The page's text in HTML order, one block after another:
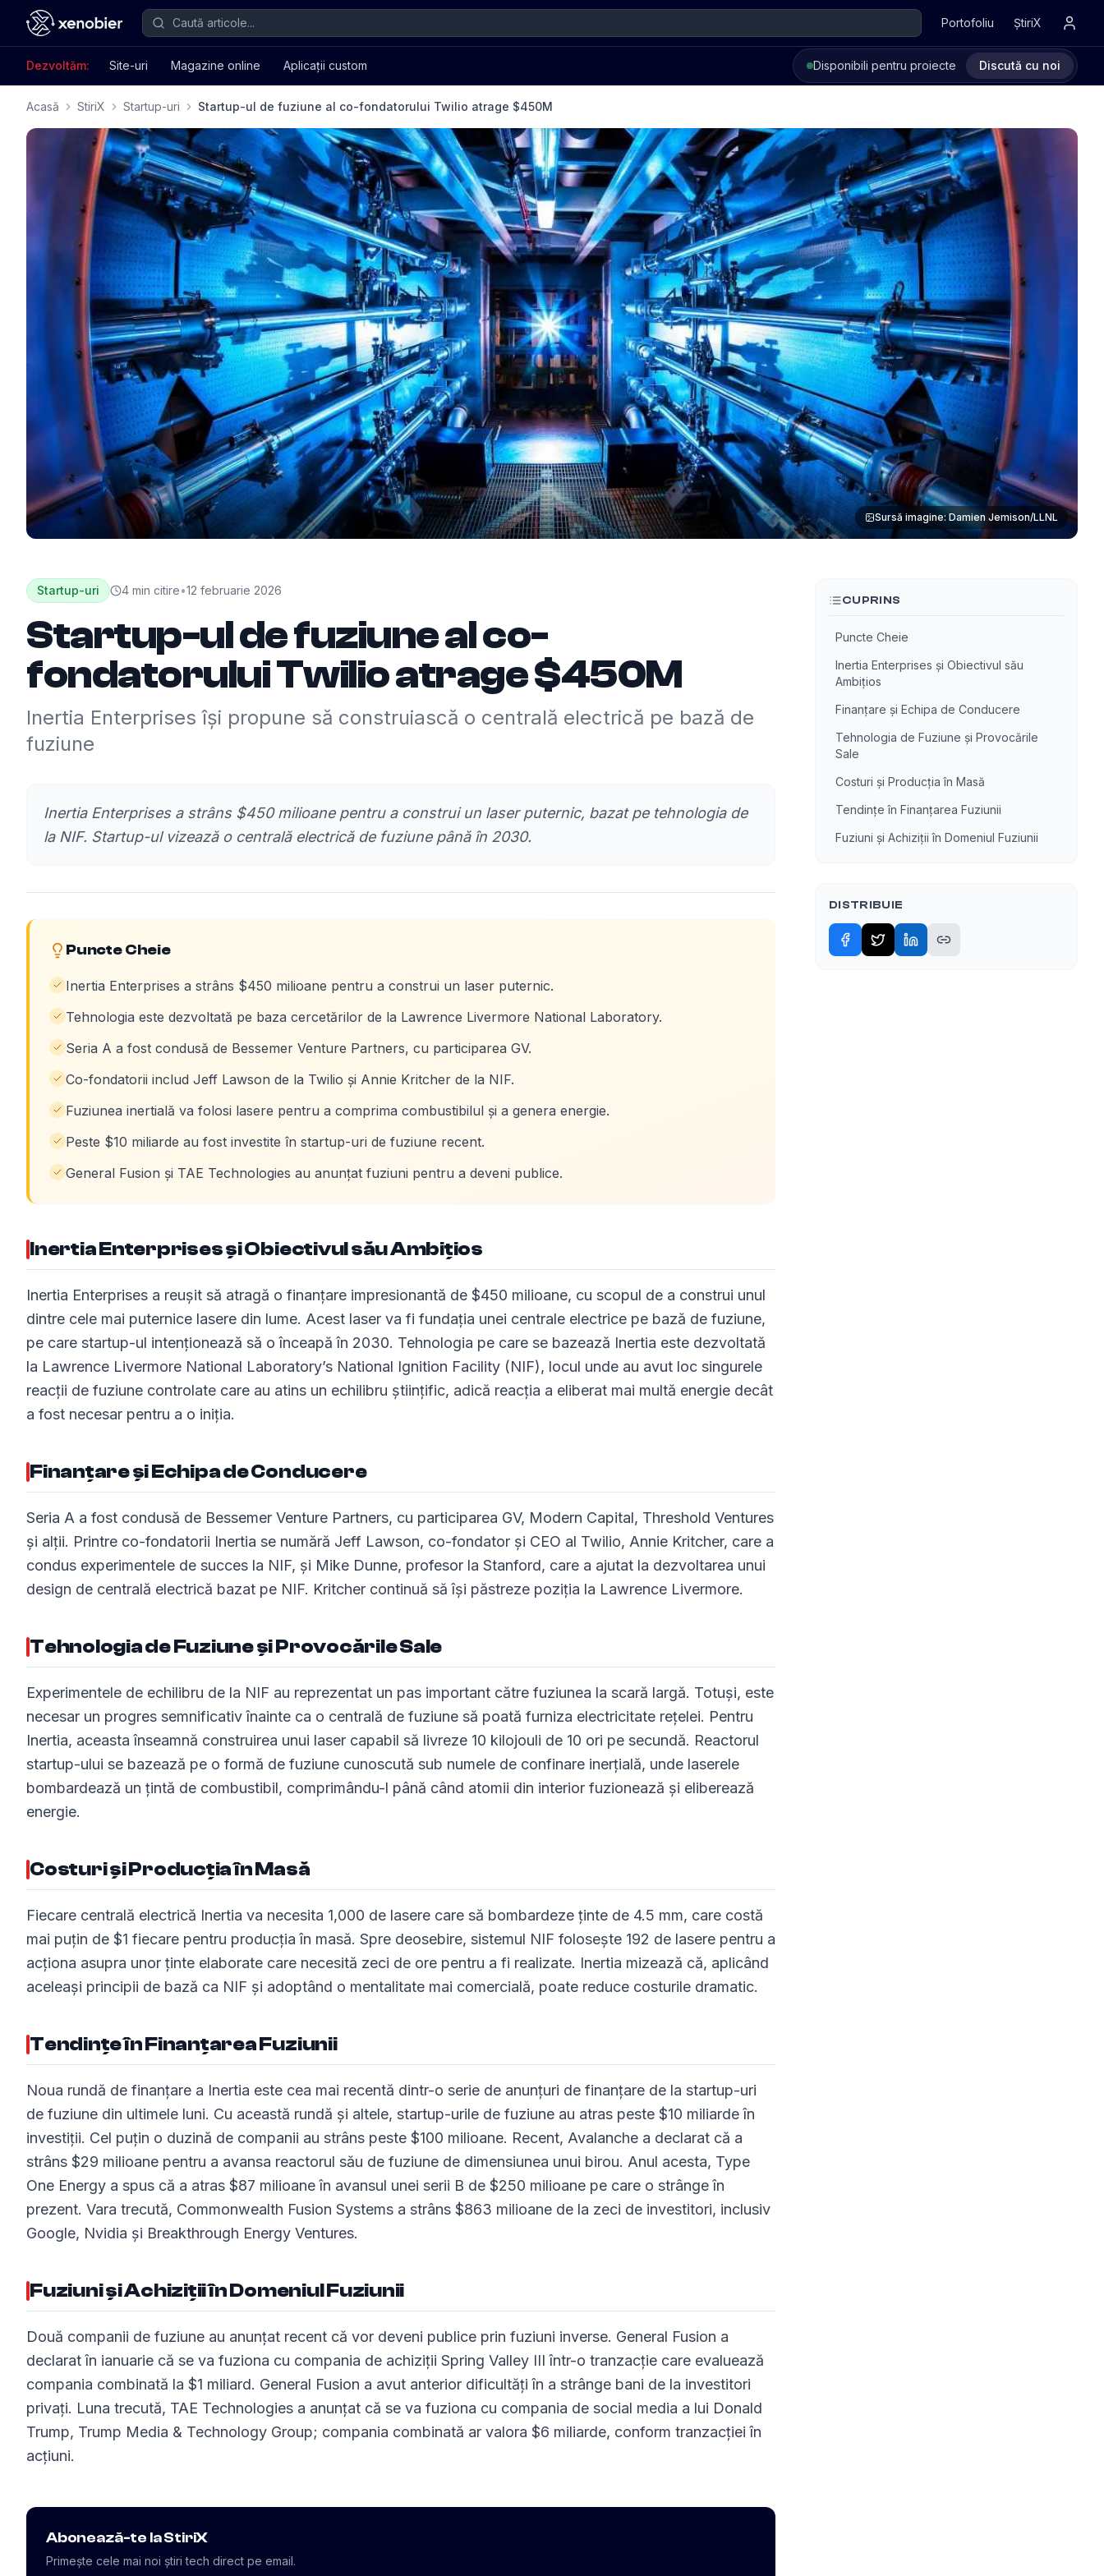
Portofoliu ȘtiriX
Dezvoltăm: Site-uri Magazine online Aplicații custom Disponibili pentru proiecte Discută cu noi
Acasă StiriX Startup-uri Startup-ul de fuziune al co-fondatorului Twilio atrage $450M
Sursă imagine: Damien Jemison/LLNL
Startup-uri 4 min citire•12 februarie 2026
Startup-ul de fuziune al co-
fondatorului Twilio atrage $450M
Inertia Enterprises își propune să construiască o centrală electrică pe bază de
fuziune
Inertia Enterprises a strâns $450 milioane pentru a construi un laser puternic, bazat pe tehnologia de
la NIF. Startup-ul vizează o centrală electrică de fuziune până în 2030.
Puncte Cheie
Inertia Enterprises a strâns $450 milioane pentru a construi un laser puternic.
Tehnologia este dezvoltată pe baza cercetărilor de la Lawrence Livermore National Laboratory.
Seria A a fost condusă de Bessemer Venture Partners, cu participarea GV.
Co-fondatorii includ Jeff Lawson de la Twilio și Annie Kritcher de la NIF.
Fuziunea inertială va folosi lasere pentru a comprima combustibilul și a genera energie.
Peste $10 miliarde au fost investite în startup-uri de fuziune recent.
General Fusion și TAE Technologies au anunțat fuziuni pentru a deveni publice.
Inertia Enterprises și Obiectivul său Ambițios
Inertia Enterprises a reușit să atragă o finanțare impresionantă de $450 milioane, cu scopul de a construi unul
dintre cele mai puternice lasere din lume. Acest laser va fi fundația unei centrale electrice pe bază de fuziune,
pe care startup-ul intenționează să o înceapă în 2030. Tehnologia pe care se bazează Inertia este dezvoltată
la Lawrence Livermore National Laboratory’s National Ignition Facility (NIF), locul unde au avut loc singurele
reacții de fuziune controlate care au atins un echilibru științific, adică reacția a eliberat mai multă energie decât
a fost necesar pentru a o iniția.
Finanțare și Echipa de Conducere
Seria A a fost condusă de Bessemer Venture Partners, cu participarea GV, Modern Capital, Threshold Ventures
și alții. Printre co-fondatorii Inertia se numără Jeff Lawson, co-fondator și CEO al Twilio, Annie Kritcher, care a
condus experimentele de succes la NIF, și Mike Dunne, profesor la Stanford, care a ajutat la dezvoltarea unui
design de centrală electrică bazat pe NIF. Kritcher continuă să își păstreze poziția la Lawrence Livermore.
Tehnologia de Fuziune și Provocările Sale
Experimentele de echilibru de la NIF au reprezentat un pas important către fuziunea la scară largă. Totuși, este
necesar un progres semnificativ înainte ca o centrală de fuziune să poată furniza electricitate rețelei. Pentru
Inertia, aceasta înseamnă construirea unui laser capabil să livreze 10 kilojouli de 10 ori pe secundă. Reactorul
startup-ului se bazează pe o formă de fuziune cunoscută sub numele de confinare inerțială, unde laserele
bombardează un țintă de combustibil, comprimându-l până când atomii din interior fuzionează și eliberează
energie.
Costuri și Producția în Masă
Fiecare centrală electrică Inertia va necesita 1,000 de lasere care să bombardeze ținte de 4.5 mm, care costă
mai puțin de $1 fiecare pentru producția în masă. Spre deosebire, sistemul NIF folosește 192 de lasere pentru a
acționa asupra unor ținte elaborate care necesită zeci de ore pentru a fi realizate. Inertia mizează că, aplicând
aceleași principii de bază ca NIF și adoptând o mentalitate mai comercială, poate reduce costurile dramatic.
Tendințe în Finanțarea Fuziunii
Noua rundă de finanțare a Inertia este cea mai recentă dintr-o serie de anunțuri de finanțare de la startup-uri
de fuziune din ultimele luni. Cu această rundă și altele, startup-urile de fuziune au atras peste $10 miliarde în
investiții. Cel puțin o duzină de companii au strâns peste $100 milioane. Recent, Avalanche a declarat că a
strâns $29 milioane pentru a avansa reactorul său de fuziune de dimensiunea unui birou. Anul acesta, Type
One Energy a spus că a atras $87 milioane în avansul unei serii B de $250 milioane pe care o strânge în
prezent. Vara trecută, Commonwealth Fusion Systems a strâns $863 milioane de la zeci de investitori, inclusiv
Google, Nvidia și Breakthrough Energy Ventures.
Fuziuni și Achiziții în Domeniul Fuziunii
Două companii de fuziune au anunțat recent că vor deveni publice prin fuziuni inverse. General Fusion a
declarat în ianuarie că se va fuziona cu compania de achiziții Spring Valley III într-o tranzacție care evaluează
compania combinată la $1 miliard. General Fusion a avut anterior dificultăți în a strânge bani de la investitori
privați. Luna trecută, TAE Technologies a anunțat că se va fuziona cu compania de social media a lui Donald
Trump, Trump Media & Technology Group; compania combinată ar valora $6 miliarde, conform tranzacției în
acțiuni.
Abonează-te la StiriX
Primește cele mai noi știri tech direct pe email.
CUPRINS
Puncte Cheie
Inertia Enterprises și Obiectivul său
Ambițios
Finanțare și Echipa de Conducere
Tehnologia de Fuziune și Provocările
Sale
Costuri și Producția în Masă
Tendințe în Finanțarea Fuziunii
Fuziuni și Achiziții în Domeniul Fuziunii
DISTRIBUIE